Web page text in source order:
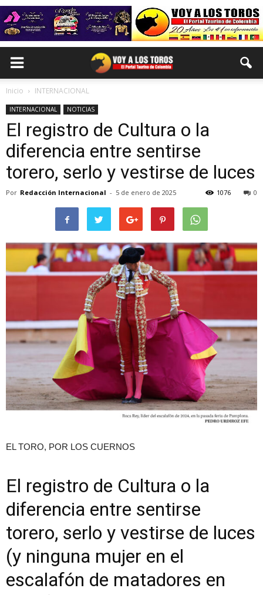
Inicio INTERNACIONAL
INTERNACIONAL NOTICIAS
El registro de Cultura o la
diferencia entre sentirse
torero, serlo y vestirse de luces
Por Redacción Internacional - 5 de enero de 2025 0
1076
EL TORO, POR LOS CUERNOS
El registro de Cultura o la
diferencia entre sentirse
torero, serlo y vestirse de luces
(y ninguna mujer en el
escalafón de matadores en